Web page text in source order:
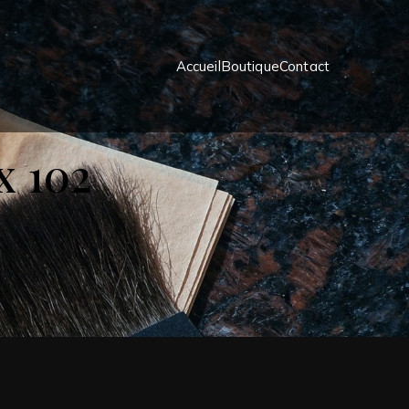
Accueil BoutiqueContact
102